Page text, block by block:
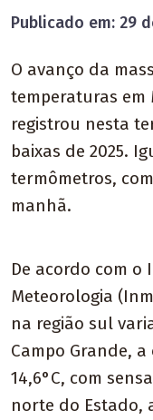
Publicado em: 29
O avanço da
temperaturas em
registrou nesta
baixas de 2025.
termômetros,
manhã.
De acordo com
Meteorologia
na região sul
Campo Grande,
14,6°C, com
norte do Estado,